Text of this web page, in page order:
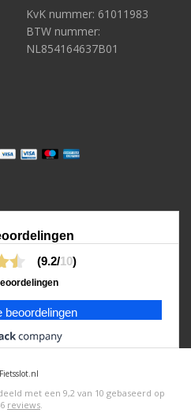
KvK nummer: 61011983
BTW nummer:
NL854164637B01
(9.2/10)
beoordelingen
met een 9,2 van 10 gebaseerd op
reviews